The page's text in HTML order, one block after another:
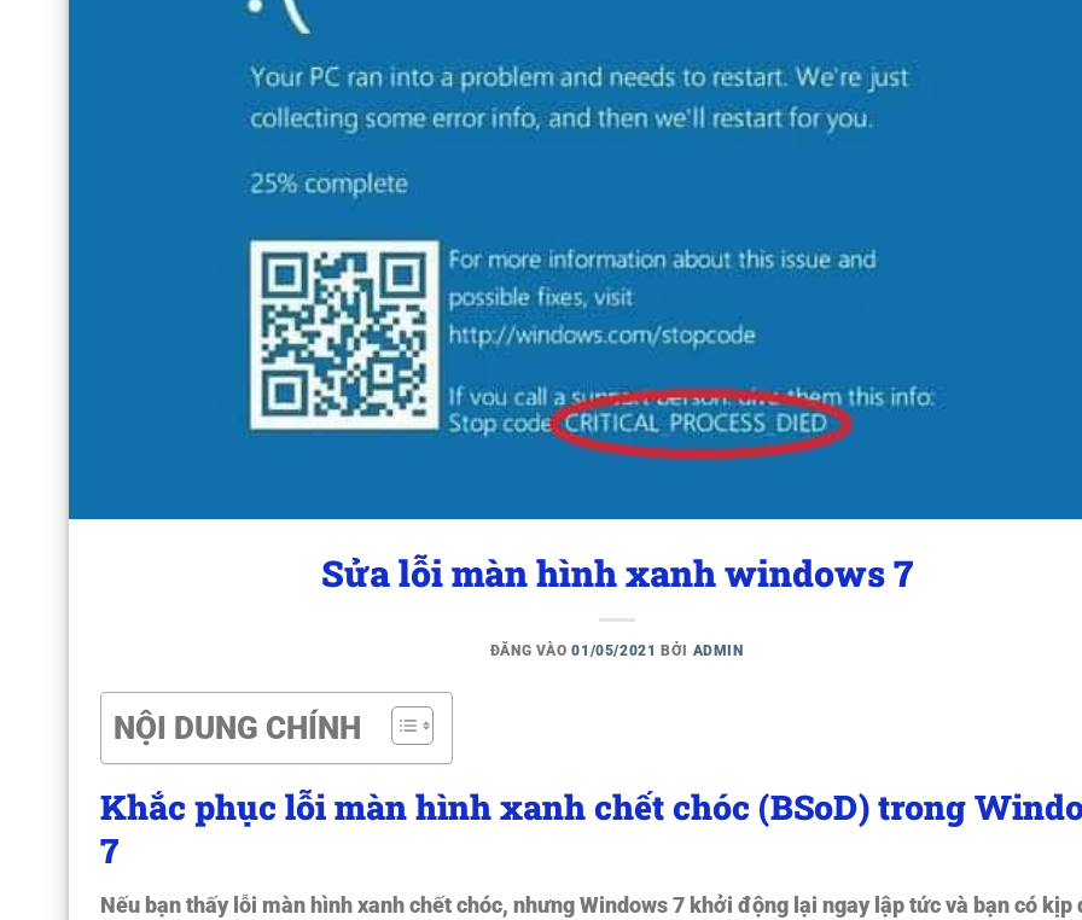
Sửa lỗi màn hình xanh windows 7
ĐĂNG VÀO01/05/2021 BỞI ADMIN
NỘI DUNG CHÍNH
Khắc phục lỗi màn hình xanh chết chóc (BSoD) trong
7
Nếu bạn thấy lỗi màn hình xanh chết chóc, nhưng Windows 7 khởi động lại ngay lập tức và bạn có kịp